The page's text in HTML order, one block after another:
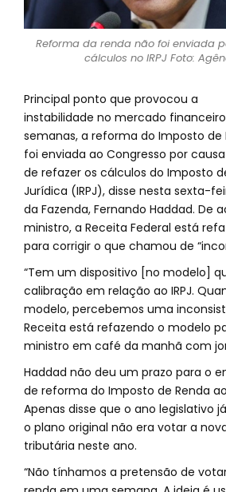
Reforma da renda não foi enviada
cálculos no IRPJ Foto:
Principal ponto que provocou a
instabilidade no mercado
semanas, a reforma do Imposto de
foi enviada ao Congresso por
de refazer os cálculos do Imposto
Jurídica (IRPJ), disse nesta sexta-
da Fazenda, Fernando Haddad. De
ministro, a Receita Federal está
para corrigir o que chamou de
“Tem um dispositivo [no modelo]
calibração em relação ao IRPJ.
modelo, percebemos uma
Receita está refazendo o modelo
ministro em café da manhã com
Haddad não deu um prazo para o
de reforma do Imposto de Renda
Apenas disse que o ano legislativo
o plano original não era votar a
tributária neste ano.
“Não tínhamos a pretensão de